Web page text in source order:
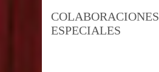
COLABORACIONES
ESPECIALES